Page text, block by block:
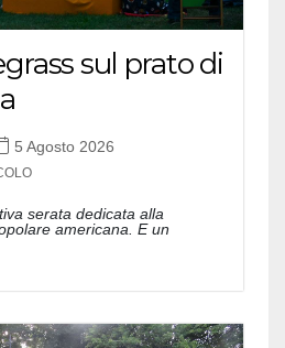
sul prato di
5 Agosto 2026
serata dedicata alla
americana. E un